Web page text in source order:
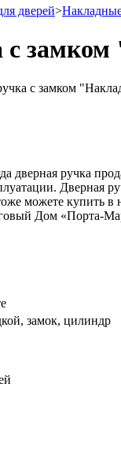
дверей>
с
дверная ручка
Дверная
можете купить
Дом «Порта-
замок, цилиндр